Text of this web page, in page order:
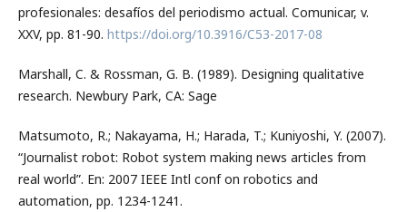
profesionales: desafíos del periodismo actual. Comunicar, v.
XXV, pp. 81-90. https://doi.org/10.3916/C53-2017-08
Marshall, C. & Rossman, G. B. (1989). Designing qualitative
research. Newbury Park, CA: Sage
Matsumoto, R.; Nakayama, H.; Harada, T.; Kuniyoshi, Y. (2007).
“Journalist robot: Robot system making news articles from
real world”. En: 2007 IEEE Intl conf on robotics and
automation, pp. 1234-1241.